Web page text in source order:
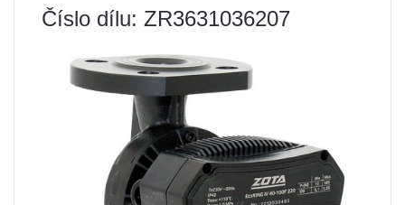
Číslo dílu: ZR3631036207